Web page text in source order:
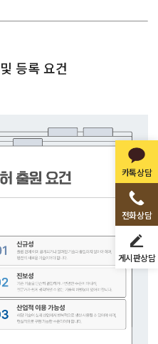
카톡상담
전화상담
게시판상담
등록 요건